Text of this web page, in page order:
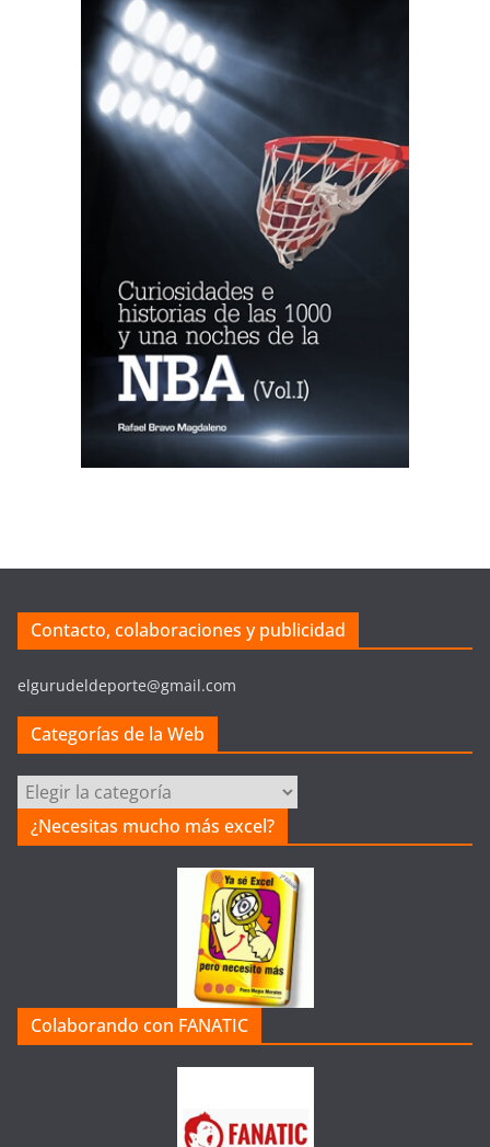
Contacto, colaboraciones y publicidad
elgurudeldeporte@gmail.com
Categorías de la Web
Categorías
de
la
¿Necesitas mucho más excel?
Colaborando con FANATIC